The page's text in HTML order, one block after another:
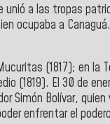
unió a las tropas
ocupaba a
(1817); en
(1819). El 30 de
Simón Bolívar,
enfrentar el